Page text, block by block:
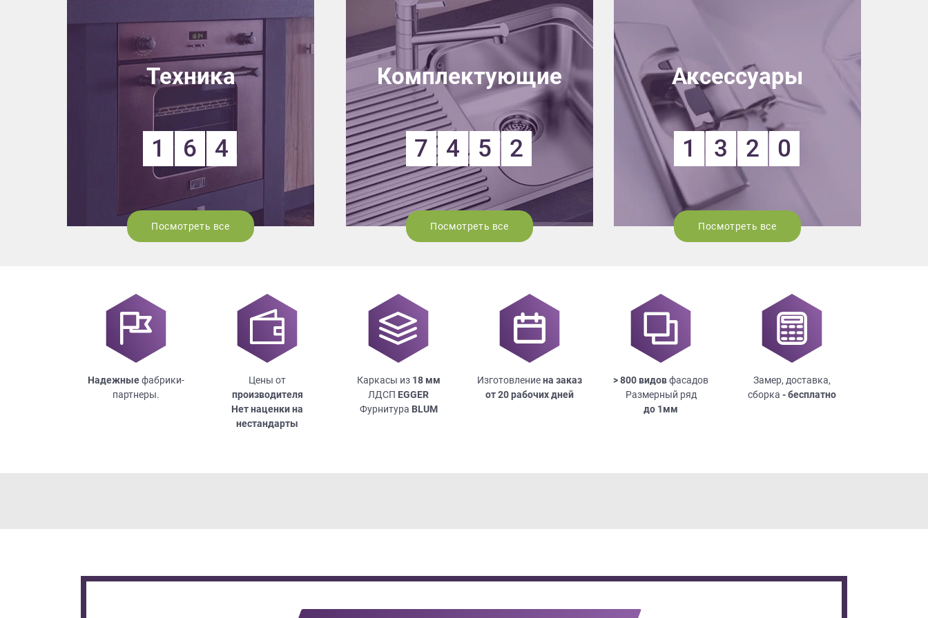
Техника
1 6 4
Посмотреть все
Комплектующие
7 4 5 2
Посмотреть все
Аксессуары
1 3 2 0
Посмотреть все
Надежныефабрики-
партнеры.
Цены от
производителя
Нет наценки на
нестандарты
Каркасы из 18мм
ЛДСП EGGER
Фурнитура BLUM
Изготовлениена заказ
от 20 рабочих дней
> 800 видовфасадов
Размерный ряд
до 1мм
Замер, доставка,
сборка - бесплатно